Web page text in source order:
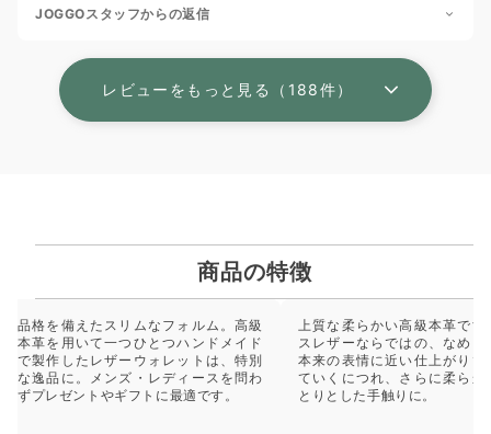
JOGGOスタッフからの返信
レビューをもっと見る（188件）
商品の特徴
品格を備えたスリムなフォルム。高級
本革を用いて一つひとつハンドメイド
で製作したレザーウォレットは、特別
な逸品に。メンズ・レディースを問わ
ずプレゼントやギフトに最適です。
上質な柔らかい高級本革です
スレザーならではの、なめら
本来の表情に近い仕上がりで
ていくにつれ、さらに柔らか
とりとした手触りに。